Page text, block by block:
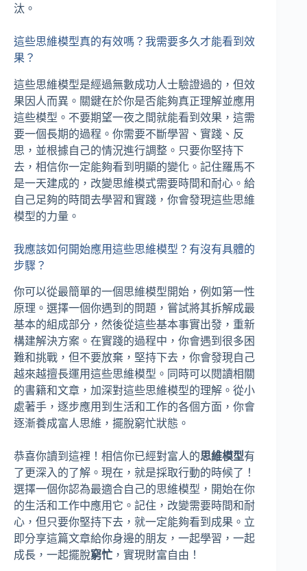
汰。
這些思維模型真的有效嗎？我需要多久才能看到效
果？
這些思維模型是經過無數成功人士驗證過的，但效
果因人而異。關鍵在於你是否能夠真正理解並應用
這些模型。不要期望一夜之間就能看到效果，這需
要一個長期的過程。你需要不斷學習、實踐、反
思，並根據自己的情況進行調整。只要你堅持下
去，相信你一定能夠看到明顯的變化。記住羅馬不
是一天建成的，改變思維模式需要時間和耐心。給
自己足夠的時間去學習和實踐，你會發現這些思維
模型的力量。
我應該如何開始應用這些思維模型？有沒有具體的
步驟？
你可以從最簡單的一個思維模型開始，例如第一性
原理。選擇一個你遇到的問題，嘗試將其拆解成最
基本的組成部分，然後從這些基本事實出發，重新
構建解決方案。在實踐的過程中，你會遇到很多困
難和挑戰，但不要放棄，堅持下去，你會發現自己
越來越擅長運用這些思維模型。同時可以閱讀相關
的書籍和文章，加深對這些思維模型的理解。從小
處著手，逐步應用到生活和工作的各個方面，你會
逐漸養成富人思維，擺脫窮忙狀態。
恭喜你讀到這裡！相信你已經對富人的思維模型有
了更深入的了解。現在，就是採取行動的時候了！
選擇一個你認為最適合自己的思維模型，開始在你
的生活和工作中應用它。記住，改變需要時間和耐
心，但只要你堅持下去，就一定能夠看到成果。立
即分享這篇文章給你身邊的朋友，一起學習，一起
成長，一起擺脫窮忙 ，實現財富自由！